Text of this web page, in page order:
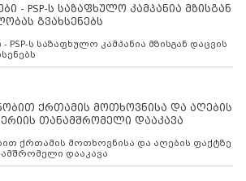
- PSP-ს საზაფხულო კამპანია მზისგან
გვახსენებს
PSP-ს საზაფხულო კამპანია მზისგან დაცვის
ქრთამის მოთხოვნისა და აღების
თანამშრომელი დააკავა
დააკავა